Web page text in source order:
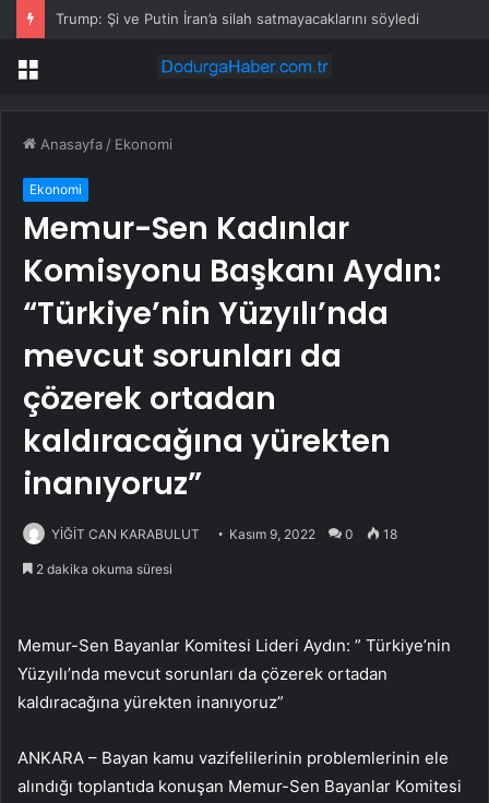
Trump: Şi ve Putin İran’a silah satmayacaklarını söyledi
Menü
Anasayfa / Ekonomi
Ekonomi
Memur-Sen Kadınlar
Komisyonu Başkanı Aydın:
“Türkiye’nin Yüzyılı’nda
mevcut sorunları da
çözerek ortadan
kaldıracağına yürekten
inanıyoruz”
YİĞİT CAN KARABULUT Kasım 9, 2022 0 18
2 dakika okuma süresi
Memur-Sen Bayanlar Komitesi Lideri Aydın: ” Türkiye’nin
Yüzyılı’nda mevcut sorunları da çözerek ortadan
kaldıracağına yürekten inanıyoruz”
ANKARA – Bayan kamu vazifelilerinin problemlerinin ele
alındığı toplantıda konuşan Memur-Sen Bayanlar Komitesi